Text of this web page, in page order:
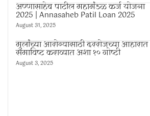
अण्णासाहेब पाटील महामंडळ कर्ज योजना
2025 | Annasaheb Patil Loan 2025
August 31, 2025
मुलांच्या आरोग्यासाठी दररोजच्या आहारात
समाविष्ट कराव्यात अशा १० गोष्टी
August 3, 2025